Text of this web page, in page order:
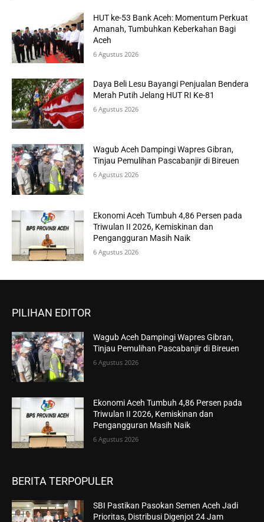
HUT ke-53 Bank Aceh: Momentum Perkuat
Amanah, Tumbuhkan Keberkahan Bagi
Aceh
6 Agustus 2026
Daya Beli Lesu Bayangi Penjualan Bendera
Merah Putih Jelang HUT RI Ke-81
6 Agustus 2026
Wagub Aceh Dampingi Wapres Gibran,
Tinjau Pemulihan Pascabanjir di Bireuen
6 Agustus 2026
Ekonomi Aceh Tumbuh 4,86 Persen pada
Triwulan II 2026, Kemiskinan dan
Pengangguran Masih Naik
6 Agustus 2026
PILIHAN EDITOR
Wagub Aceh Dampingi Wapres Gibran,
Tinjau Pemulihan Pascabanjir di Bireuen
6 Agustus 2026
Ekonomi Aceh Tumbuh 4,86 Persen pada
Triwulan II 2026, Kemiskinan dan
Pengangguran Masih Naik
6 Agustus 2026
BERITA TERPOPULER
SBI Pastikan Pasokan Semen Aceh Jadi
Prioritas, Distribusi Digenjot 24 Jam